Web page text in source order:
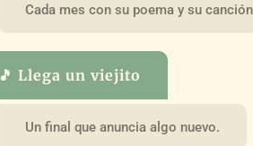
Cada mes con su poema y su
🎵 Llega un viejito
Un final que anuncia algo nuevo.